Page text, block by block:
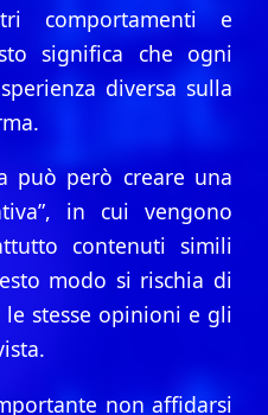
comportamenti e
significa che ogni
diversa sulla
può però creare una
in cui vengono
contenuti simili
modo si rischia di
le stesse opinioni e gli
non affidarsi